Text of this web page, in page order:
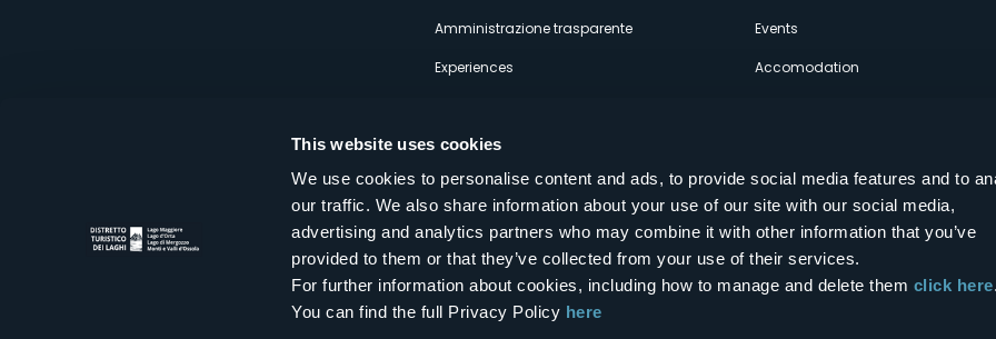
This website uses cookies
We use cookies to personalise content and ads, to provide social media features and to
our traffic. We also share information about your use of our site with our social media,
advertising and analytics partners who may combine it with other information that you’ve
provided to them or that they’ve collected from your use of their services.
For further information about cookies, including how to manage and delete them click here
You can find the full Privacy Policy here
Amministrazione trasparente
Experiences
Events
Accomodation
Distretto Turistico dei Laghi Scrl
Sede legale e operativa: Corso Italia 26 - 28838 Stresa VB - Italy
infoturismo@distrettolaghi.itedistrettolaghi@legalmail.it
Follow us on our social networks